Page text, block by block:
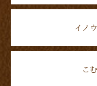
イノ
こ